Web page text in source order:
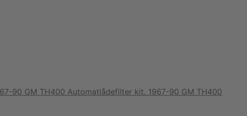
Automatlådefilter kit. 1967-90 GM TH400